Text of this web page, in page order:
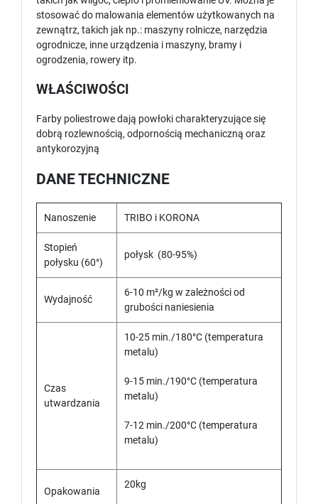
stosować do malowania elementów użytkowanych na
zewnątrz, takich jak np.: maszyny rolnicze, narzędzia
ogrodnicze, inne urządzenia i maszyny, bramy i
ogrodzenia, rowery itp.
WŁAŚCIWOŚCI
Farby poliestrowe dają powłoki charakteryzujące się
dobrą rozlewnością, odpornością mechaniczną oraz
antykorozyjną
DANE TECHNICZNE
Nanoszenie TRIBO i KORONA
Stopień
połysku (60°)
połysk (80-95%)
Wydajność
6-10 m²/kg w zależności od
grubości naniesienia
Czas
utwardzania
10-25 min./180°C (temperatura
metalu)
9-15 min./190°C (temperatura
metalu)
7-12 min./200°C (temperatura
metalu)
Opakowania
20kg